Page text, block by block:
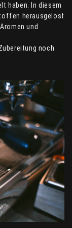
haben. In diesem
herausgelöst
und
noch